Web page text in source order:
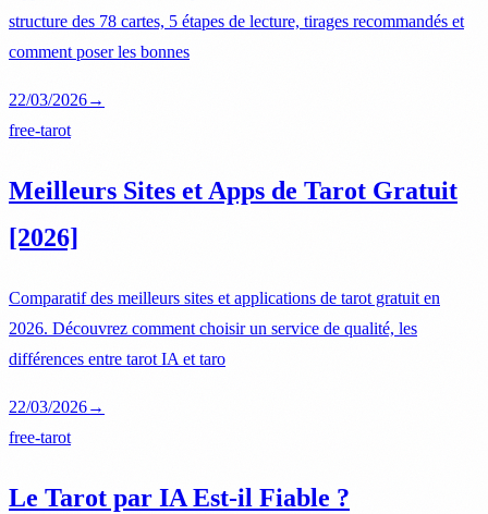
structure des 78 cartes, 5 étapes de lecture, tirages recommandés et
comment poser les bonnes
22/03/2026→
free-tarot
Meilleurs Sites et Apps de Tarot Gratuit
[2026]
Comparatif des meilleurs sites et applications de tarot gratuit en
2026. Découvrez comment choisir un service de qualité, les
différences entre tarot IA et taro
22/03/2026→
free-tarot
Le Tarot par IA Est-il Fiable ?